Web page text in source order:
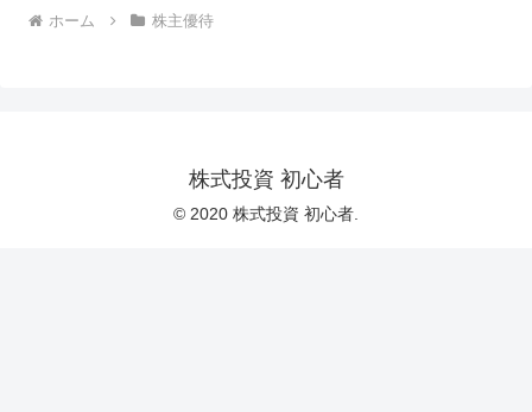
ホーム 株主優待
株式投資 初心者
© 2020 株式投資 初心者.